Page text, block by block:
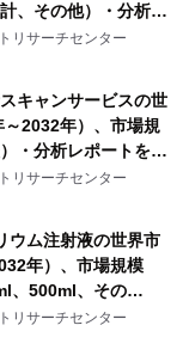
、その他）・分析レ
リサーチセンター
キャンサービスの世
2032年）、市場規
・分析レポートを発
リサーチセンター
ウム注射液の世界市
年）、市場規模
、500ml、その
トを発表
リサーチセンター